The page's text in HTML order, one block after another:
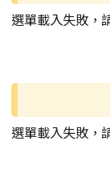
選單載入失敗，
選單載入失敗，